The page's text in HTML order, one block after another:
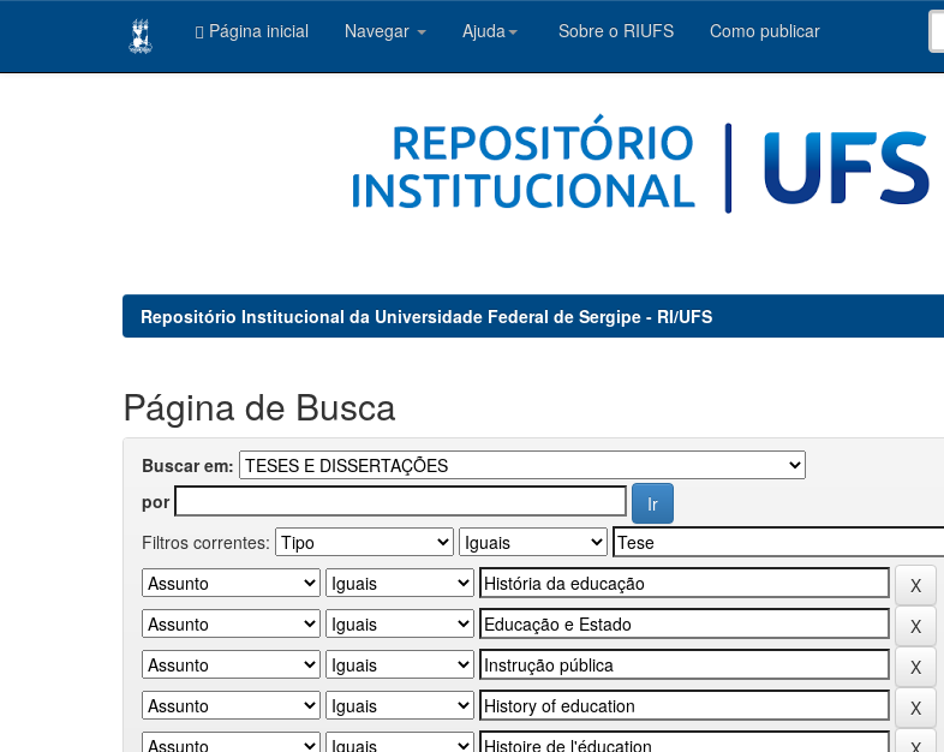
Página inicial Navegar Ajuda Sobre o RIUFS Como publicar
Repositório Institucional da Universidade Federal de Sergipe - RI/UFS
Página de Busca
Buscar em:
por
Filtros correntes: